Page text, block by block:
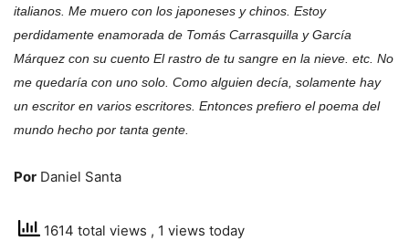
italianos. Me muero con los japoneses y chinos. Estoy
perdidamente enamorada de Tomás Carrasquilla y García
Márquez con su cuento El rastro de tu sangre en la nieve. etc. No
me quedaría con uno solo. Como alguien decía, solamente hay
un escritor en varios escritores. Entonces prefiero el poema del
mundo hecho por tanta gente.
Por Daniel Santa
1614 total views , 1 views today